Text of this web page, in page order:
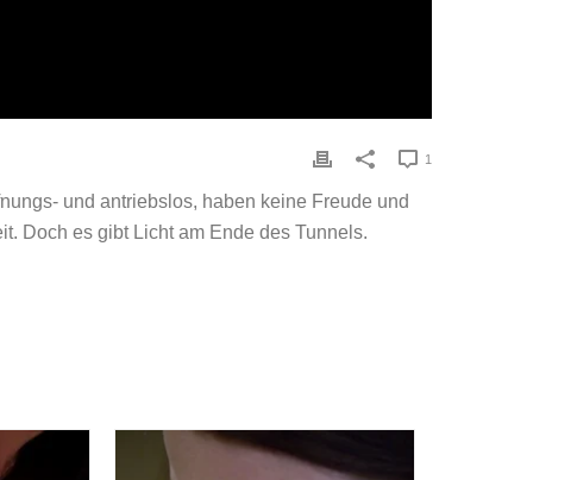
1
und antriebslos, haben keine Freude und
Doch es gibt Licht am Ende des Tunnels.